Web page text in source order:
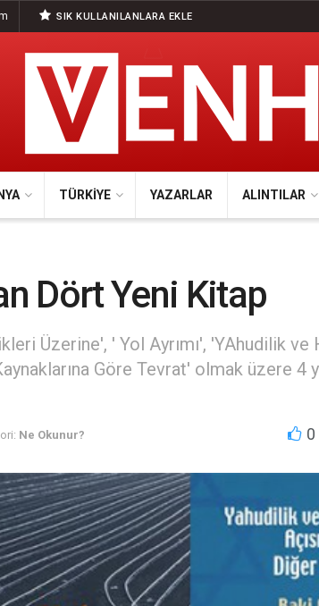
SIK KULLANILANLARA EKLE
TÜRKIYE YAZARLAR ALINTILAR
Dört Yeni Kitap
Üzerine', ' Yol Ayrımı', 'YAhudilik ve
Göre Tevrat' olmak üzere 4
Ne Okunur? 0